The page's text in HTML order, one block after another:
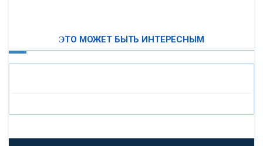
«БАНК САНКТ-ПЕТЕРБУРГ»
ЭТО МОЖЕТ БЫТЬ ИНТЕРЕСНЫМ